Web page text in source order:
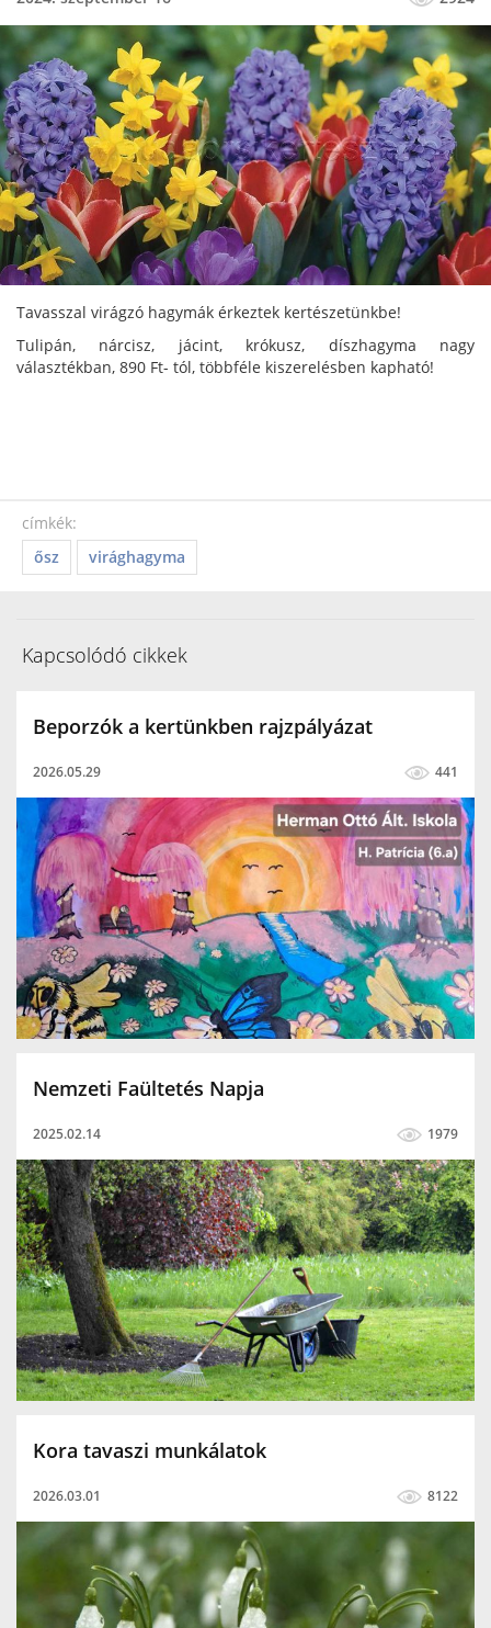
Tavasszal virágzó hagymák érkeztek kertészetünkbe!
Tulipán, nárcisz, jácint, krókusz, díszhagyma nagy
választékban, 890 Ft- tól, többféle kiszerelésben kapható!
címkék:
ősz
virághagyma
Kapcsolódó cikkek
Beporzók a kertünkben rajzpályázat
2026.05.29 441
Nemzeti Faültetés Napja
2025.02.14 1979
Kora tavaszi munkálatok
2026.03.01 8122